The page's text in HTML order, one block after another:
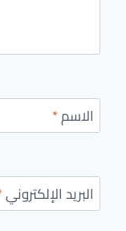
الاسم*
البريد الإلكتروني